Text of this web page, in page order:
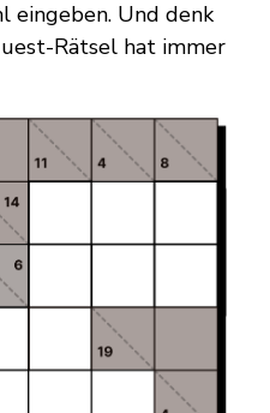
eingeben. Und denk
Rätsel hat immer